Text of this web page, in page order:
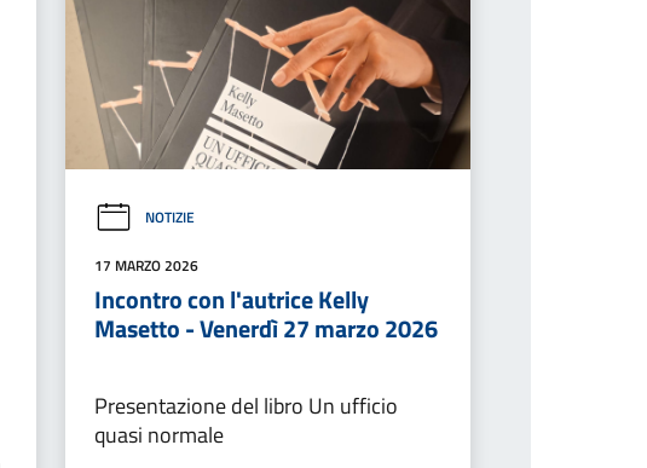
NOTIZIE
17 MARZO 2026
Incontro con l'autrice Kelly
Masetto - Venerdì 27 marzo 2026
Presentazione del libro Un ufficio
quasi normale